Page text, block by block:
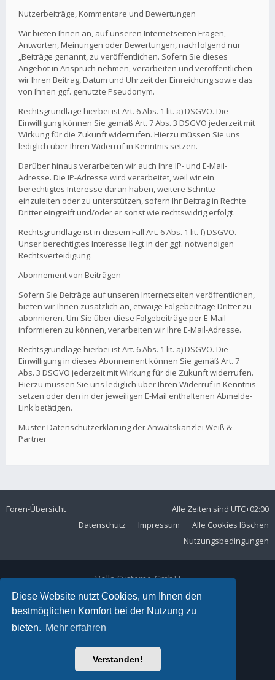
Diese Website nutzt Cookies, um Ihnen den
bestmöglichen Komfort bei der Nutzung zu
bieten. Mehr erfahren
Verstanden!
Nutzerbeiträge, Kommentare und Bewertungen
Wir bieten Ihnen an, auf unseren Internetseiten Fragen,
Antworten, Meinungen oder Bewertungen, nachfolgend nur
„Beiträge genannt, zu veröffentlichen. Sofern Sie dieses
Angebot in Anspruch nehmen, verarbeiten und veröffentlichen
wir Ihren Beitrag, Datum und Uhrzeit der Einreichung sowie das
von Ihnen ggf. genutzte Pseudonym.
Rechtsgrundlage hierbei ist Art. 6 Abs. 1 lit. a) DSGVO. Die
Einwilligung können Sie gemäß Art. 7 Abs. 3 DSGVO jederzeit mit
Wirkung für die Zukunft widerrufen. Hierzu müssen Sie uns
lediglich über Ihren Widerruf in Kenntnis setzen.
Darüber hinaus verarbeiten wir auch Ihre IP- und E-Mail-
Adresse. Die IP-Adresse wird verarbeitet, weil wir ein
berechtigtes Interesse daran haben, weitere Schritte
einzuleiten oder zu unterstützen, sofern Ihr Beitrag in Rechte
Dritter eingreift und/oder er sonst wie rechtswidrig erfolgt.
Rechtsgrundlage ist in diesem Fall Art. 6 Abs. 1 lit. f) DSGVO.
Unser berechtigtes Interesse liegt in der ggf. notwendigen
Rechtsverteidigung.
Abonnement von Beiträgen
Sofern Sie Beiträge auf unseren Internetseiten veröffentlichen,
bieten wir Ihnen zusätzlich an, etwaige Folgebeiträge Dritter zu
abonnieren. Um Sie über diese Folgebeiträge per E-Mail
informieren zu können, verarbeiten wir Ihre E-Mail-Adresse.
Rechtsgrundlage hierbei ist Art. 6 Abs. 1 lit. a) DSGVO. Die
Einwilligung in dieses Abonnement können Sie gemäß Art. 7
Abs. 3 DSGVO jederzeit mit Wirkung für die Zukunft widerrufen.
Hierzu müssen Sie uns lediglich über Ihren Widerruf in Kenntnis
setzen oder den in der jeweiligen E-Mail enthaltenen Abmelde-
Link betätigen.
Muster-Datenschutzerklärung der Anwaltskanzlei Weiß &
Partner
Foren-Übersicht Alle Zeiten sind UTC+02:00
Alle Cookies löschen
Impressum
Datenschutz
Nutzungsbedingungen
Volla Systeme GmbH
Kölner Straße 102
42897 Remscheid
Telefon:+49 2191 59897 61
E-Mail:
Ariki Theme by